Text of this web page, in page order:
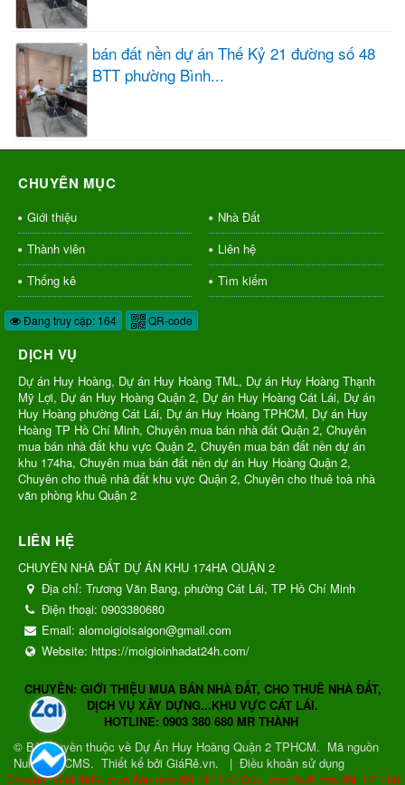
bán đất nền dự án Thế Kỷ 21 đường số 48
BTT phường Bình...
CHUYÊN MỤC
Giới thiệu
Nhà Đất
Thành viên
Liên hệ
Thống kê
Tìm kiếm
Đang truy cập: 164 QR-code
DỊCH VỤ
Dự án Huy Hoàng, Dự án Huy Hoàng TML, Dự án Huy Hoàng Thạnh
Mỹ Lợi, Dự án Huy Hoàng Quận 2, Dự án Huy Hoàng Cát Lái, Dự án
Huy Hoàng phường Cát Lái, Dự án Huy Hoàng TPHCM, Dự án Huy
Hoàng TP Hồ Chí Minh, Chuyên mua bán nhà đất Quận 2, Chuyên
mua bán nhà đất khu vực Quận 2, Chuyên mua bán đất nền dự án
khu 174ha, Chuyên mua bán đất nền dự án Huy Hoàng Quận 2,
Chuyên cho thuê nhà đất khu vực Quận 2, Chuyên cho thuê toà nhà
văn phòng khu Quận 2
LIÊN HỆ
CHUYÊN NHÀ ĐẤT DỰ ÁN KHU 174HA QUẬN 2
Địa chỉ: Trương Văn Bang, phường Cát Lái, TP Hồ Chí Minh
Điện thoại: 0903380680
Email: alomoigioisaigon@gmail.com
Website: https://moigioinhadat24h.com/
CHUYÊN: GIỚI THIỆU MUA BÁN NHÀ ĐẤT, CHO THUÊ NHÀ ĐẤT,
DỊCH VỤ XÂY DỰNG...KHU VỰC CÁT LÁI.
HOTLINE: 0903 380 680 MR THÀNH
© Bản quyền thuộc về Dự Án Huy Hoàng Quận 2 TPHCM. Mã nguồn
NukeViet CMS. Thiết kế bởi GiáRẻ.vn. | Điều khoản sử dụng
Chuyên: Giới thiệu mua bán nhà đất TP Thủ Đức, cho thuê nhà đất TP Thủ